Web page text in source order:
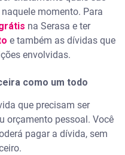
momento. Para
na Serasa e ter
e também as dívidas que
envolvidas.
como um todo
que precisam ser
orçamento pessoal. Você
pagar a dívida, sem